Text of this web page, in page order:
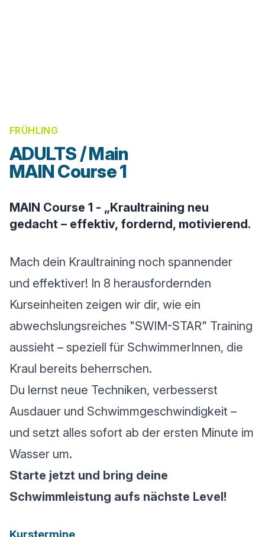
FRÜHLING
ADULTS / Main
MAIN Course 1
MAIN Course 1 - „Kraultraining neu
gedacht – effektiv, fordernd, motivierend.
Mach dein Kraultraining noch spannender
und effektiver! In 8 herausfordernden
Kurseinheiten zeigen wir dir, wie ein
abwechslungsreiches "SWIM-STAR" Training
aussieht – speziell für SchwimmerInnen, die
Kraul bereits beherrschen.
Du lernst neue Techniken, verbesserst
Ausdauer und Schwimmgeschwindigkeit –
und setzt alles sofort ab der ersten Minute im
Wasser um.
Starte jetzt und bring deine
Schwimmleistung aufs nächste Level!
Kurstermine